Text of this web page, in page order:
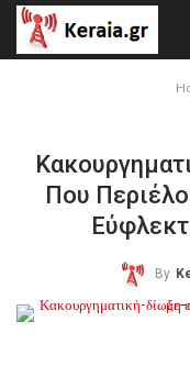
Που
By